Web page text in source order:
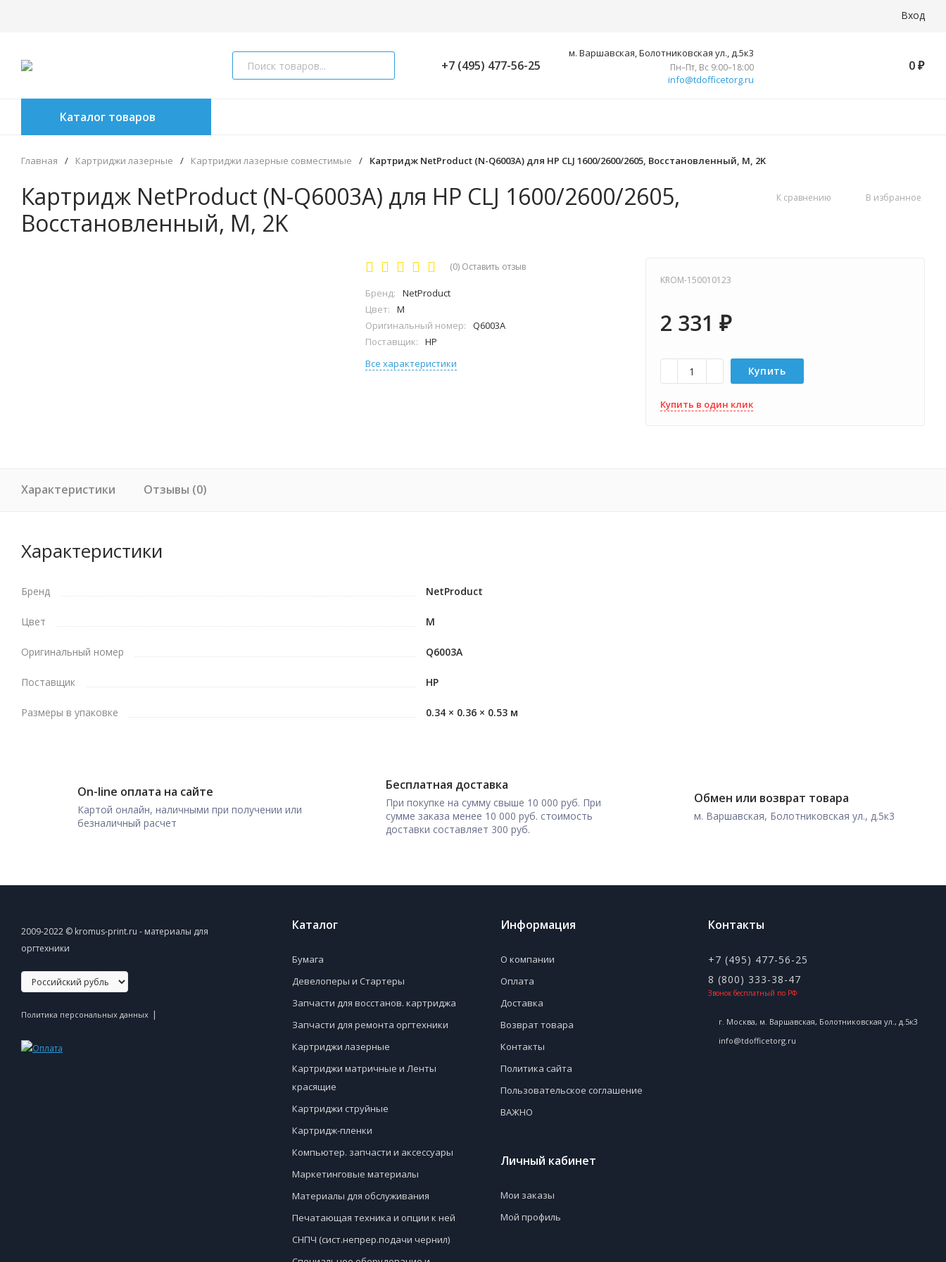
Вход
+7 (495) 477-56-25
м. Варшавская, Болотниковская ул., д.5к3
Пн–Пт, Вс 9:00–18:00
info@tdofficetorg.ru
0 ₽
Каталог товаров
Главная / Картриджи лазерные / Картриджи лазерные совместимые / Картридж NetProduct (N-Q6003A) для HP CLJ 1600/2600/2605, Восстановленный, M, 2K
Картридж NetProduct (N-Q6003A) для HP CLJ 1600/2600/2605,
Восстановленный, M, 2K
К сравнению В избранное
(0) Оставить отзыв
Бренд:
NetProduct
Цвет:
M
Оригинальный номер:
Q6003A
Поставщик:
HP
Все характеристики
KROM-150010123
2 331 ₽
Купить
Купить в один клик
Характеристики Отзывы (0)
Характеристики
Бренд NetProduct
Цвет M
Оригинальный номер Q6003A
Поставщик HP
Размеры в упаковке 0.34 × 0.36 × 0.53 м
On-line оплата на сайте
Картой онлайн, наличными при получении или
безналичный расчет
Бесплатная доставка
При покупке на сумму свыше 10 000 руб. При
сумме заказа менее 10 000 руб. стоимость
доставки составляет 300 руб.
Обмен или возврат товара
м. Варшавская, Болотниковская ул., д.5к3
2009-2022 © kromus-print.ru - материалы для
оргтехники
Политика персональных данных |
Каталог
Бумага
Девелоперы и Стартеры
Запчасти для восстанов. картриджа
Запчасти для ремонта оргтехники
Картриджи лазерные
Картриджи матричные и Ленты
красящие
Картриджи струйные
Картридж-пленки
Компьютер. запчасти и аксессуары
Маркетинговые материалы
Материалы для обслуживания
Печатающая техника и опции к ней
СНПЧ (сист.непрер.подачи чернил)
Информация
О компании
Оплата
Доставка
Возврат товара
Контакты
Политика сайта
Пользовательское соглашение
ВАЖНО
Личный кабинет
Мои заказы
Мой профиль
Контакты
+7 (495) 477-56-25
8 (800) 333-38-47
Звонок бесплатный по РФ
г. Москва, м. Варшавская, Болотниковская ул., д.5к3
info@tdofficetorg.ru